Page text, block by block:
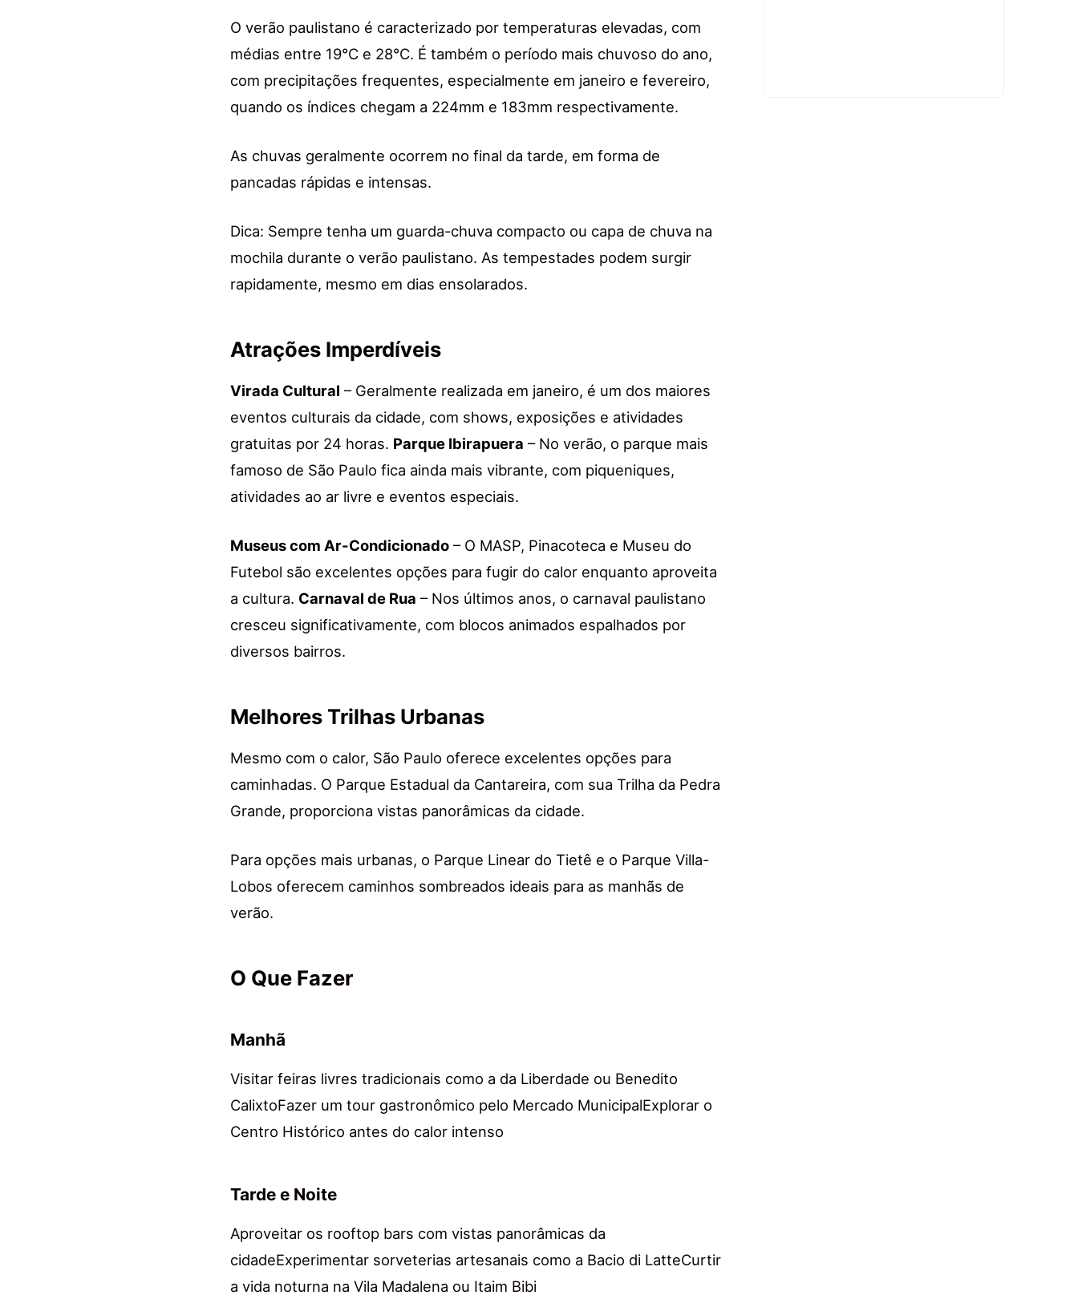
O verão paulistano é caracterizado por temperaturas elevadas, com
médias entre 19°C e 28°C. É também o período mais chuvoso do ano,
com precipitações frequentes, especialmente em janeiro e fevereiro,
quando os índices chegam a 224mm e 183mm respectivamente.
As chuvas geralmente ocorrem no final da tarde, em forma de
pancadas rápidas e intensas.
Dica: Sempre tenha um guarda-chuva compacto ou capa de chuva na
mochila durante o verão paulistano. As tempestades podem surgir
rapidamente, mesmo em dias ensolarados.
Atrações Imperdíveis
Virada Cultural – Geralmente realizada em janeiro, é um dos maiores
eventos culturais da cidade, com shows, exposições e atividades
gratuitas por 24 horas. Parque Ibirapuera – No verão, o parque mais
famoso de São Paulo fica ainda mais vibrante, com piqueniques,
atividades ao ar livre e eventos especiais.
Museus com Ar-Condicionado – O MASP, Pinacoteca e Museu do
Futebol são excelentes opções para fugir do calor enquanto aproveita
a cultura. Carnaval de Rua – Nos últimos anos, o carnaval paulistano
cresceu significativamente, com blocos animados espalhados por
diversos bairros.
Melhores Trilhas Urbanas
Mesmo com o calor, São Paulo oferece excelentes opções para
caminhadas. O Parque Estadual da Cantareira, com sua Trilha da Pedra
Grande, proporciona vistas panorâmicas da cidade.
Para opções mais urbanas, o Parque Linear do Tietê e o Parque Villa-
Lobos oferecem caminhos sombreados ideais para as manhãs de
verão.
O Que Fazer
Manhã
Visitar feiras livres tradicionais como a da Liberdade ou Benedito
CalixtoFazer um tour gastronômico pelo Mercado MunicipalExplorar o
Centro Histórico antes do calor intenso
Tarde e Noite
Aproveitar os rooftop bars com vistas panorâmicas da
cidadeExperimentar sorveterias artesanais como a Bacio di LatteCurtir
a vida noturna na Vila Madalena ou Itaim Bibi